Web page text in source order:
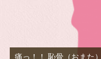
痛っ！！ 恥骨（おまた